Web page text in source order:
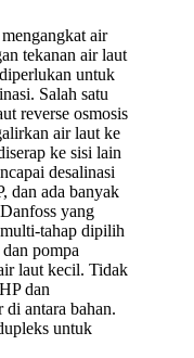
air
tekanan air laut
untuk
Salah satu
reverse osmosis
air laut ke
ke sisi lain
desalinasi
dan ada banyak
yang
tahap dipilih
pompa
laut kecil. Tidak
dan
di antara bahan.
untuk